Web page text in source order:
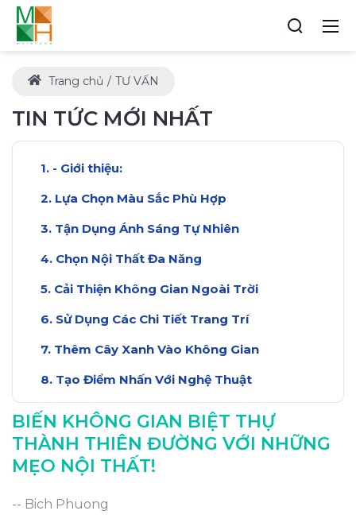
Trang chủ TƯ VẤN
TIN TỨC MỚI NHẤT
- Giới thiệu:
Lựa Chọn Màu Sắc Phù Hợp
Tận Dụng Ánh Sáng Tự Nhiên
Chọn Nội Thất Đa Năng
Cải Thiện Không Gian Ngoài Trời
Sử Dụng Các Chi Tiết Trang Trí
Thêm Cây Xanh Vào Không Gian
Tạo Điểm Nhấn Với Nghệ Thuật
Bố Trí Không Gian Mở Rộng
Kết luận:
BIẾN KHÔNG GIAN BIỆT THỰ
THÀNH THIÊN ĐƯỜNG VỚI NHỮNG
MẸO NỘI THẤT!
-- Bich Phuong